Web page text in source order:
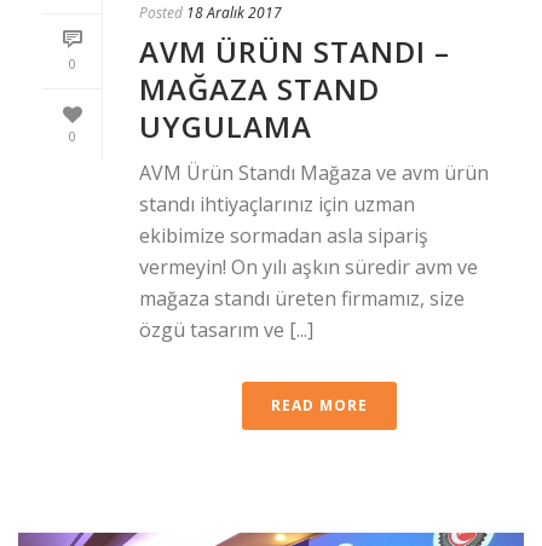
0
0
Posted 18 Aralık 2017
AVM ÜRÜN STANDI –
MAĞAZA STAND
UYGULAMA
AVM Ürün Standı Mağaza ve avm ürün
standı ihtiyaçlarınız için uzman
ekibimize sormadan asla sipariş
vermeyin! On yılı aşkın süredir avm ve
mağaza standı üreten firmamız, size
özgü tasarım ve [...]
READ MORE